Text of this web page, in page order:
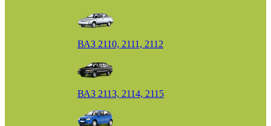
ВАЗ 2110, 2111, 2112
ВАЗ 2113, 2114, 2115